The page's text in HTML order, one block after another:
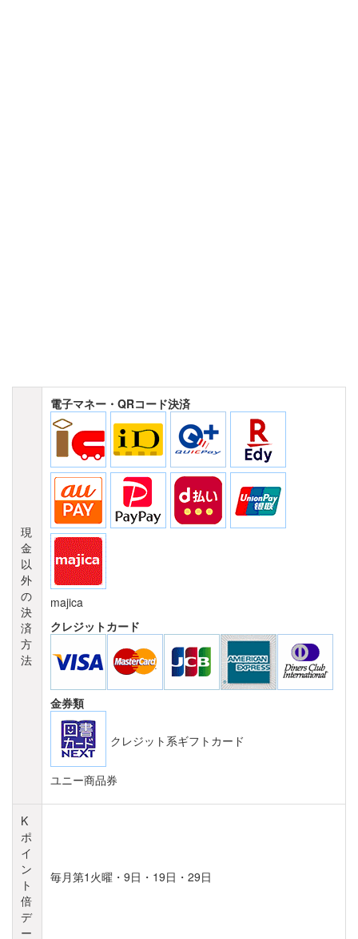
現
金
以
外
の
決
済
方
法
電子マネー・QRコード決済
majica
クレジットカード
金券類
ユニー商品券
K
ポ
イ
ン
ト
倍
デ
ー
毎月第1火曜・9日・19日・29日